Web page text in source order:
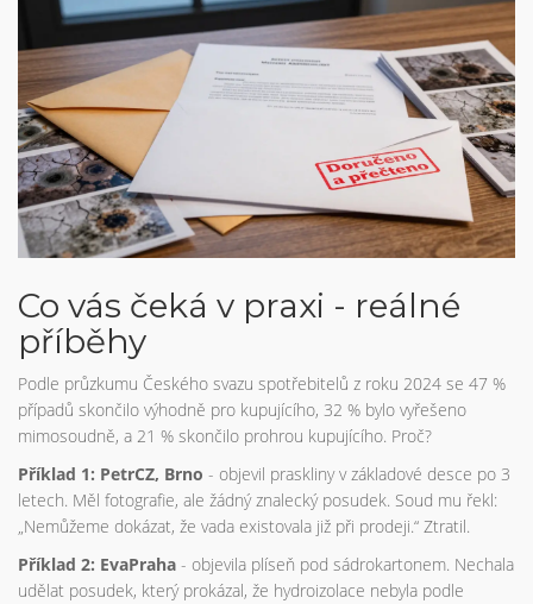
Co vás čeká v praxi - reálné
příběhy
Podle průzkumu Českého svazu spotřebitelů z roku 2024 se 47 %
případů skončilo výhodně pro kupujícího, 32 % bylo vyřešeno
mimosoudně, a 21 % skončilo prohrou kupujícího. Proč?
Příklad 1: PetrCZ, Brno - objevil praskliny v základové desce po 3
letech. Měl fotografie, ale žádný znalecký posudek. Soud mu řekl:
„Nemůžeme dokázat, že vada existovala již při prodeji.“ Ztratil.
Příklad 2: EvaPraha - objevila plíseň pod sádrokartonem. Nechala
udělat posudek, který prokázal, že hydroizolace nebyla podle